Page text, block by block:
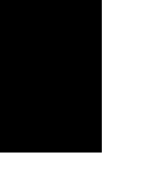
爵士各類型舞台，並於多個主題音
英二郎長號音樂會》、2022兩廳
雙碩士文憑；臺灣藝術大學音
參與了音樂專輯與電影的製作、錄
大音樂節演出，曾獲2017台中爵士
」入圍。現為臺北爵士大樂隊、曙